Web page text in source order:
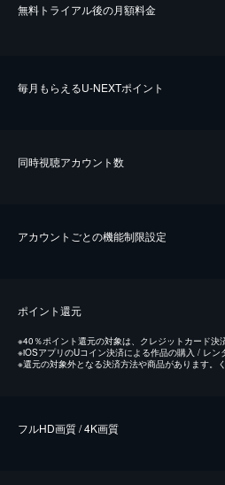
無料トライアル後の⽉額料金
毎⽉もらえるU-NEXTポイント
同時視聴アカウント数
アカウントごとの機能制限設定
ポイント還元
※40％ポイント還元の対象は、クレジットカード決
※iOSアプリのUコイン決済による作品の購入 / レン
※還元の対象外となる決済方法や商品があります。
フルHD画質 / 4K画質